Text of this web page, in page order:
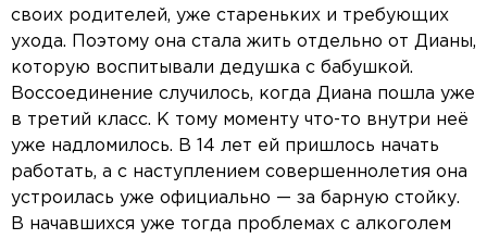
своих родителей, уже стареньких и требующих
ухода. Поэтому она стала жить отдельно от Дианы,
которую воспитывали дедушка с бабушкой.
Воссоединение случилось, когда Диана пошла уже
в третий класс. К тому моменту что-то внутри неё
уже надломилось. В 14 лет ей пришлось начать
работать, а с наступлением совершеннолетия она
устроилась уже официально — за барную стойку.
В начавшихся уже тогда проблемах с алкоголем